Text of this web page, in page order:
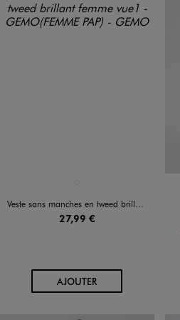
Veste sans manches en tweed brillant femme
27,99 €
AJOUTERAU PANIER